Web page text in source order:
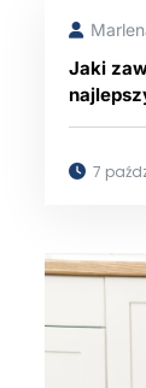
Jaki
7